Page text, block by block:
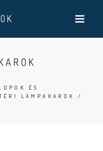
ÉS
LÁMPAKAROK
/